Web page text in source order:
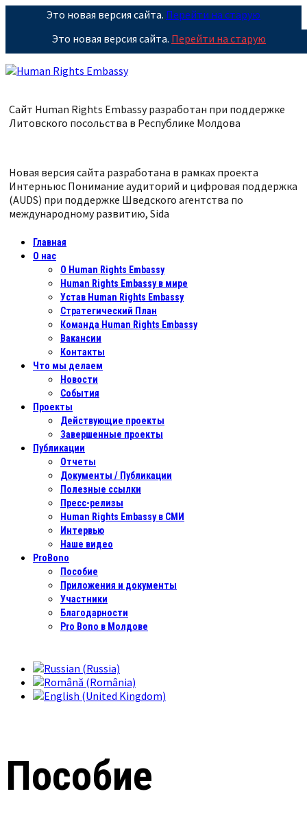
Это новая версия сайта. Перейти на старую
Это новая версия сайта. Перейти на старую
Сайт Human Rights Embassy разработан при поддержке
Литовского посольства в Республике Молдова
Новая версия сайта разработана в рамках проекта
Интерньюс Понимание аудиторий и цифровая поддержка
(AUDS) при поддержке Шведского агентства по
международному развитию, Sida
Главная
О нас
О Human Rights Embassy
Human Rights Embassy в мире
Устав Human Rights Embassy
Стратегический План
Команда Human Rights Embassy
Вакансии
Контакты
Что мы делаем
Новости
События
Проекты
Действующие проекты
Завершенные проекты
Публикации
Отчеты
Документы / Публикации
Полезные ссылки
Пресс-релизы
Human Rights Embassy в СМИ
Интервью
Наше видео
ProBono
Пособие
Приложения и документы
Участники
Благодарности
Pro Bono в Молдове
Пособие